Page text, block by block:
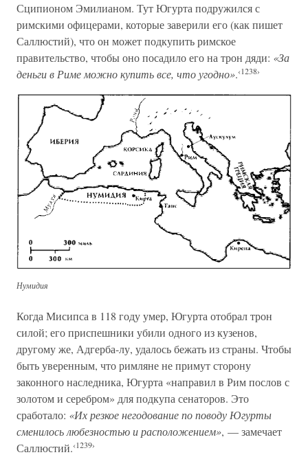
Сципионом Эмилианом. Тут Югурта подружился с
римскими офицерами, которые заверили его (как пишет
Саллюстий), что он может подкупить римское
правительство, чтобы оно посадило его на трон дяди: «За
деньги в Риме можно купить все, что угодно».‹1238›
Нумидия
Когда Мисипса в 118 году умер, Югурта отобрал трон
силой; его приспешники убили одного из кузенов,
другому же, Адгерба-лу, удалось бежать из страны. Чтобы
быть уверенным, что римляне не примут сторону
законного наследника, Югурта «направил в Рим послов с
золотом и серебром» для подкупа сенаторов. Это
сработало: «Их резкое негодование по поводу Югурты
сменилось любезностью и расположением», — замечает
Саллюстий.‹1239›